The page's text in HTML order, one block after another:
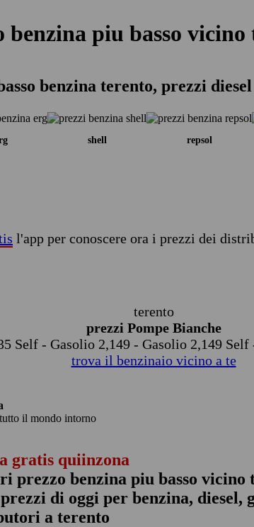
benzina piu basso vicino
benzina terento, prezzi
shell repsol
l'app per conoscere ora i prezzi dei
terento
prezzi Pompe Bianche
Self - Gasolio 2,149 - Gasolio 2,149
trova il benzinaio vicino a te
il mondo intorno
gratis quiinzona
prezzo benzina piu basso vicino
di oggi per benzina, diesel,
a terento